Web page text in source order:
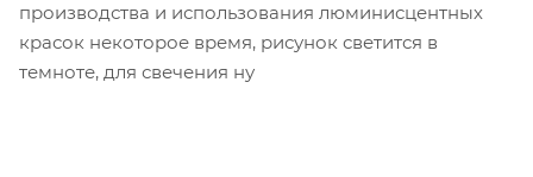
производства и использования люминисцентных
красок некоторое время, рисунок светится в
темноте, для свечения ну